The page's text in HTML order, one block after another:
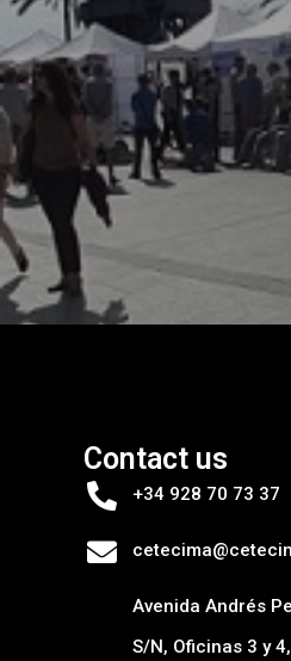
Contact us
+34 928 70 73 37
Avenida Andrés
S/N, Oficinas 3 y